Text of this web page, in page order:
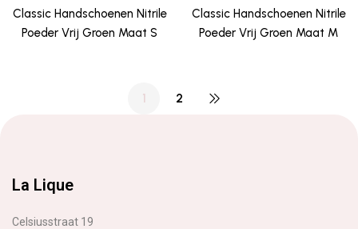
Classic Handschoenen Nitrile
Poeder Vrij Groen Maat S
Classic Handschoenen Nitrile
Poeder Vrij Groen Maat M
1 2
La Lique
Celsiusstraat 19